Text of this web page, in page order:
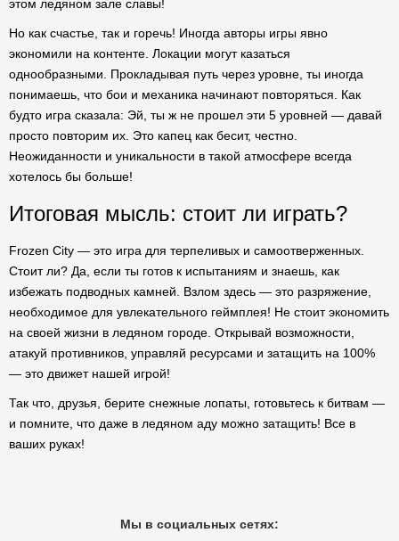
этом ледяном зале славы!
Но как счастье, так и горечь! Иногда авторы игры явно
экономили на контенте. Локации могут казаться
однообразными. Прокладывая путь через уровне, ты иногда
понимаешь, что бои и механика начинают повторяться. Как
будто игра сказала: Эй, ты ж не прошел эти 5 уровней — давай
просто повторим их. Это капец как бесит, честно.
Неожиданности и уникальности в такой атмосфере всегда
хотелось бы больше!
Итоговая мысль: стоит ли играть?
Frozen City — это игра для терпеливых и самоотверженных.
Стоит ли? Да, если ты готов к испытаниям и знаешь, как
избежать подводных камней. Взлом здесь — это разряжение,
необходимое для увлекательного геймплея! Не стоит экономить
на своей жизни в ледяном городе. Открывай возможности,
атакуй противников, управляй ресурсами и затащить на 100%
— это движет нашей игрой!
Так что, друзья, берите снежные лопаты, готовьтесь к битвам —
и помните, что даже в ледяном аду можно затащить! Все в
ваших руках!
Мы в социальных сетях: